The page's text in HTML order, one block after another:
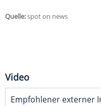
Quelle:spot on news
Video
Empfohlener externer